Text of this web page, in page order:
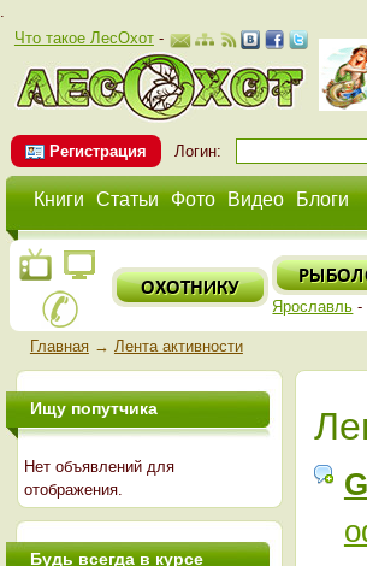
.
Что такое ЛесОхот-
Регистрация Логин:
Книги Статьи Фото Видео Блоги
Ярославль -
Главная→ Лента активности
Ищу попутчика
Нет объявлений для
отображения.
Будь всегда в курсе